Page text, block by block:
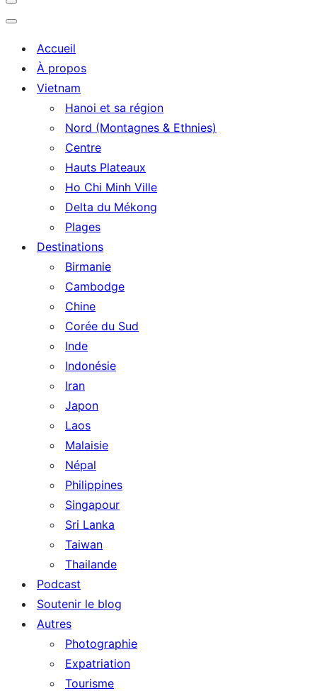
Navigation
Menu
Navigation
Accueil
À propos
Vietnam
Hanoi et sa région
Nord (Montagnes & Ethnies)
Centre
Hauts Plateaux
Ho Chi Minh Ville
Delta du Mékong
Plages
Destinations
Birmanie
Cambodge
Chine
Corée du Sud
Inde
Indonésie
Iran
Japon
Laos
Malaisie
Népal
Philippines
Singapour
Sri Lanka
Taiwan
Thailande
Podcast
Soutenir le blog
Autres
Photographie
Expatriation
Tourisme